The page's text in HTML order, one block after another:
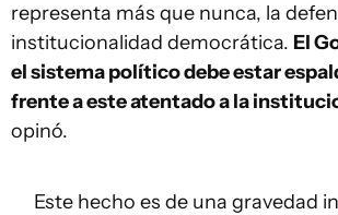
representa más que nunca, la
institucionalidad democrática. El
el sistema político debe estar
frente a este atentado a la
opinó.
Este hecho es de una gravedad